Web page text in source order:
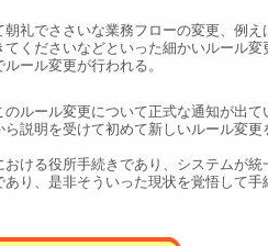
礼でささいな業務フローの変更、例え
くださいなどといった細かいルール変
ール変更が行われる。
ルール変更について正式な通知が出て
説明を受けて初めて新しいルール変更
ける役所手続きであり、システムが統
り、是非そういった現状を覚悟して手